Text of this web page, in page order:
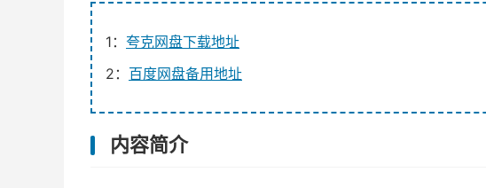
1： 夸克网盘下载地址
2： 百度网盘备用地址
内容简介